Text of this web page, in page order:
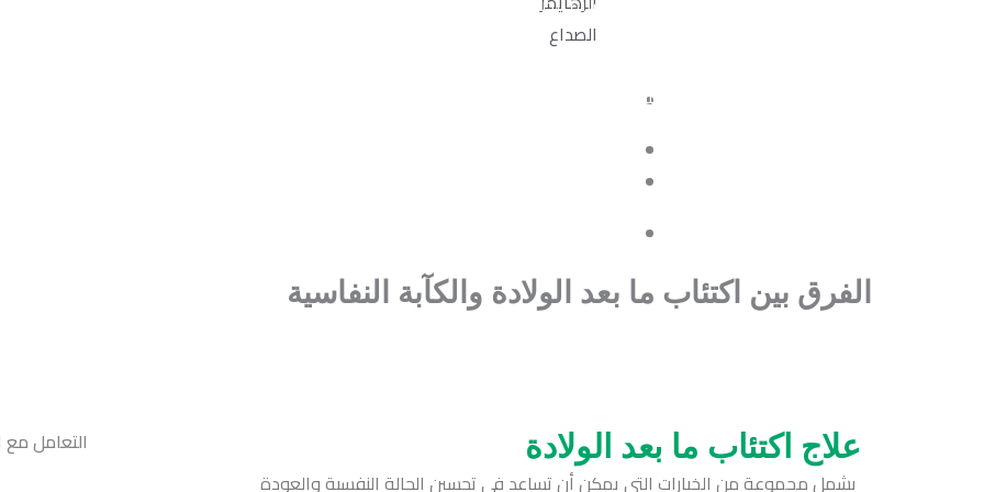
الصداع
يعتمد المقدم الصحي على التقييم الشامل للعلامات والأعراض التالية:
فقدان الاهتمام
الشعور
تغييرات في الشهية والنوم، مثل
الفرق بين اكتئاب ما بعد الولادة والكآبة النفاسية
علاج اكتئاب ما بعد الولادة
يشمل مجموعة من الخيارات التي يمكن أن تساعد في تحسين الحالة النفسية والعودة